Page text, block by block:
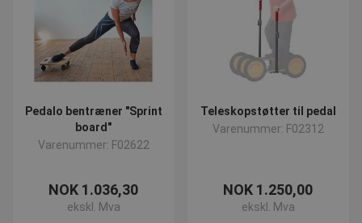
Pedalo bentræner "Sprint
board"
Varenummer: F02622
NOK 1.036,30
ekskl. Mva
Teleskopstøtter til pedal
Varenummer: F02312
NOK 1.250,00
ekskl. Mva